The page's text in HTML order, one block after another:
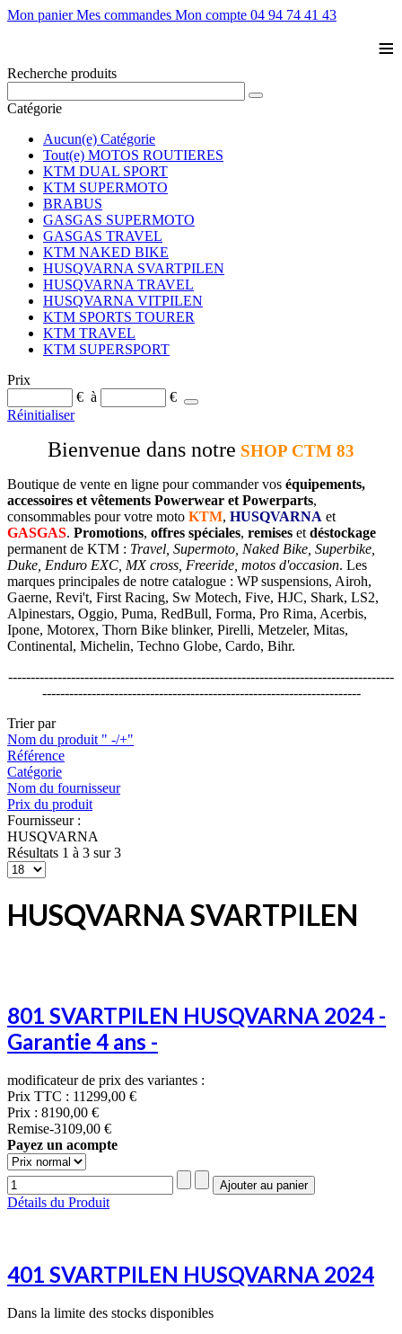
Mon panier Mes commandes Mon compte 04 94 74 41 43
≡
Recherche produits
Catégorie
Aucun(e) Catégorie
Tout(e) MOTOS ROUTIERES
KTM DUAL SPORT
KTM SUPERMOTO
BRABUS
GASGAS SUPERMOTO
GASGAS TRAVEL
KTM NAKED BIKE
HUSQVARNA SVARTPILEN
HUSQVARNA TRAVEL
HUSQVARNA VITPILEN
KTM SPORTS TOURER
KTM TRAVEL
KTM SUPERSPORT
Prix
€ à
€
Réinitialiser
Bienvenue dans notre SHOP CTM 83
Boutique de vente en ligne pour commander vos équipements,
accessoires et vêtements Powerwear et Powerparts,
consommables pour votre moto KTM, HUSQVARNA et
GASGAS. Promotions, offres spéciales, remises et déstockage
permanent de KTM : Travel, Supermoto, Naked Bike, Superbike,
Duke, Enduro EXC, MX cross, Freeride, motos d'occasion. Les
marques principales de notre catalogue : WP suspensions, Airoh,
Gaerne, Revi't, First Racing, Sw Motech, Five, HJC, Shark, LS2,
Alpinestars, Oggio, Puma, RedBull, Forma, Pro Rima, Acerbis,
Ipone, Motorex, Thorn Bike blinker, Pirelli, Metzeler, Mitas,
Continental, Michelin, Techno Globe, Cardo, Bihr.
--------------------------------------------------------------------------------------
-----------------------------------------------------------------------
Trier par
Nom du produit " -/+"
Référence
Catégorie
Nom du fournisseur
Prix du produit
Fournisseur :
HUSQVARNA
Résultats 1 à 3 sur 3
HUSQVARNA SVARTPILEN
801 SVARTPILEN HUSQVARNA 2024 -
Garantie 4 ans -
modificateur de prix des variantes :
Prix TTC : 11299,00 €
Prix : 8190,00 €
Remise-3109,00 €
Payez un acompte
Détails du Produit
401 SVARTPILEN HUSQVARNA 2024
Dans la limite des stocks disponibles